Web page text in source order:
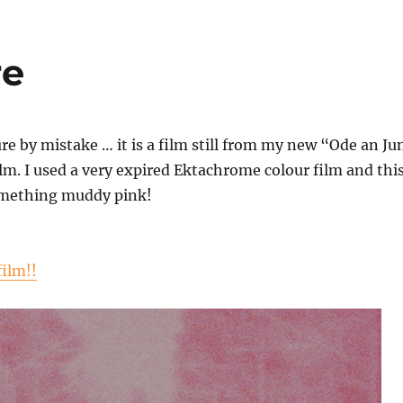
by mistake … it is a film still from my new “Ode an
I used a very expired Ektachrome colour film and
muddy pink!